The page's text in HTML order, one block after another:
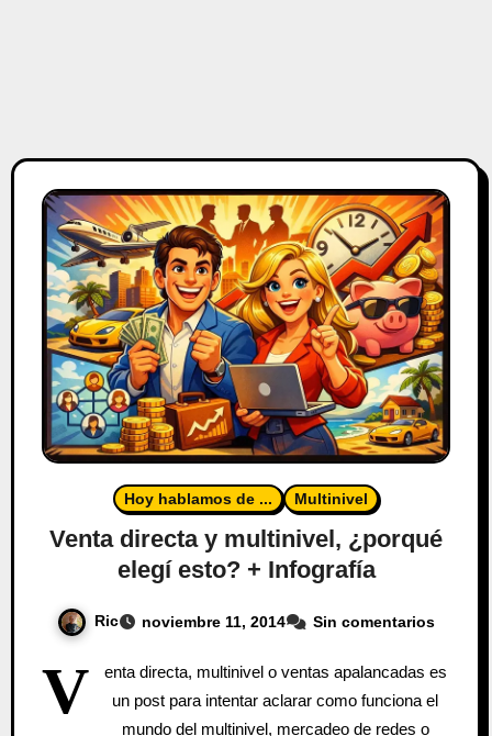
Hoy hablamos de ... Multinivel
Venta directa y multinivel, ¿porqué
elegí esto? + Infografía
Ric noviembre 11, 2014 Sin comentarios
V
enta directa, multinivel o ventas apalancadas es
un post para intentar aclarar como funciona el
mundo del multinivel, mercadeo de redes o